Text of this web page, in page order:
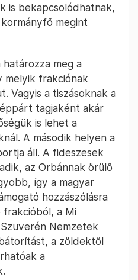
is bekapcsolódhatnak,
megint
meg a
melyik frakciónak
Vagyis a tiszásoknak a
tagjaként akár
is lehet a
A második helyen a
áll. A fideszesek
az Orbánnak örülő
így a magyar
hozzászólásra
frakcióból, a Mi
Nemzetek
a zöldektől
a